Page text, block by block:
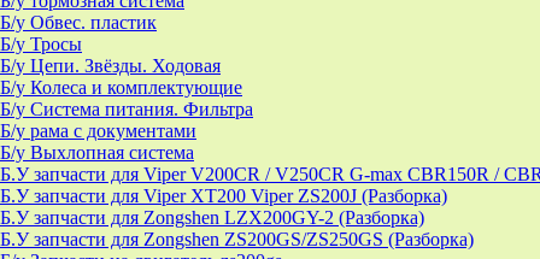
Б/у Обвес. пластик
Б/у Тросы
Б/у Цепи. Звёзды. Ходовая
Б/у Колеса и комплектующие
Б/у Система питания. Фильтра
Б/у рама с документами
Б/у Выхлопная система
Б.У запчасти для Viper V200CR / V250CR G-max CBR150R /
Б.У запчасти для Viper XT200 Viper ZS200J (Разборка)
Б.У запчасти для Zongshen LZX200GY-2 (Разборка)
Б.У запчасти для Zongshen ZS200GS/ZS250GS (Разборка)